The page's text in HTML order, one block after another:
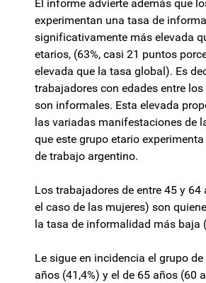
El informe advierte además que
experimentan una tasa de
significativamente más elevada
etarios, (63%, casi 21 puntos
elevada que la tasa global). Es
trabajadores con edades entre
son informales. Esta elevada
las variadas manifestaciones de
que este grupo etario
de trabajo argentino.
Los trabajadores de entre 45 y 64
el caso de las mujeres) son
la tasa de informalidad más baja
Le sigue en incidencia el grupo
años (41,4%) y el de 65 años (60